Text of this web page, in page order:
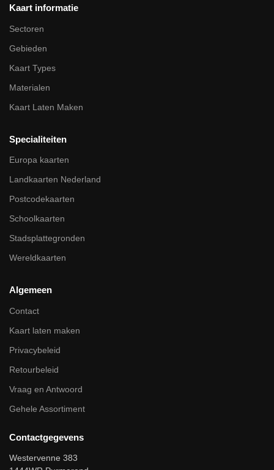
Kaart informatie
Sectoren
Gebieden
Kaart Types
Materialen
Kaart Laten Maken
Specialiteiten
Europa kaarten
Landkaarten Nederland
Postcodekaarten
Schoolkaarten
Stadsplattegronden
Wereldkaarten
Algemeen
Contact
Kaart laten maken
Privacybeleid
Retourbeleid
Vraag en Antwoord
Gehele Assortiment
Contactgegevens
Westervenne 383